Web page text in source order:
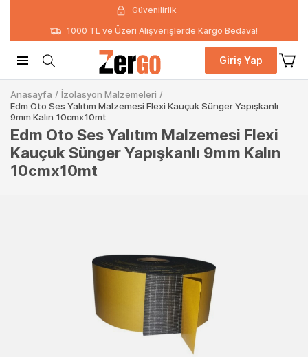
Güvenilirlik
1000 TL ve Üzeri Alışverişlerde Kargo Bedava!
Giriş Yap
Anasayfa / İzolasyon Malzemeleri /
Edm Oto Ses Yalıtım Malzemesi Flexi Kauçuk Sünger Yapışkanlı
9mm Kalın 10cmx10mt
Edm Oto Ses Yalıtım Malzemesi Flexi
Kauçuk Sünger Yapışkanlı 9mm Kalın
10cmx10mt